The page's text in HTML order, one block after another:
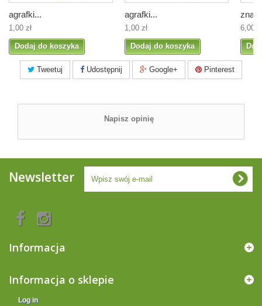
agrafki...
1,00 zł
Dodaj do koszyka
agrafki...
1,00 zł
Dodaj do koszyka
6,00
Tweetuj Udostępnij Google+ Pinterest
Napisz opinię
Newsletter
Informacja
Informacja o sklepie
Log in